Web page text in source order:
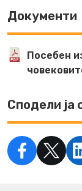
Документи
Посебен
Сподели ја